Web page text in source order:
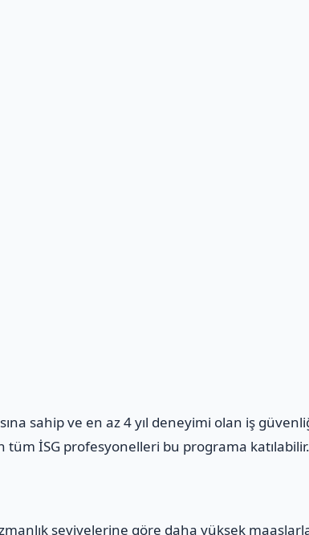
sahip ve en az 4 yıl deneyimi olan iş
tüm İSG profesyonelleri bu programa katılabilir.
seviyelerine göre daha yüksek maaşlarla